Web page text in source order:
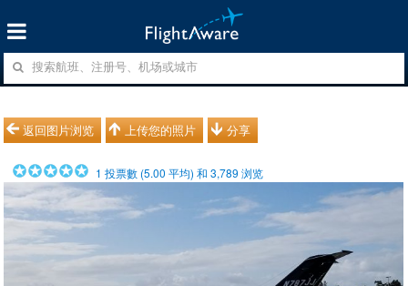
返回图片浏览 上传您的照片 分享
1 投票數 (5.00 平均) 和3,789 浏览